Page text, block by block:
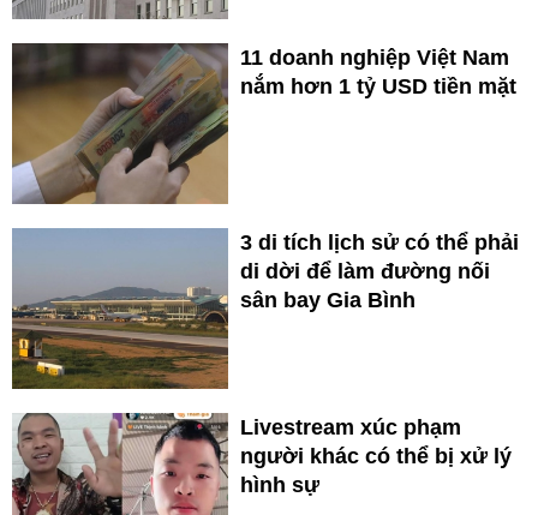
11 doanh nghiệp Việt Nam
nắm hơn 1 tỷ USD tiền mặt
3 di tích lịch sử có thể phải
di dời để làm đường nối
sân bay Gia Bình
Livestream xúc phạm
người khác có thể bị xử lý
hình sự